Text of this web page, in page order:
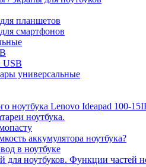
планшетов
смартфонов
USB
универсальные
ноутбука Lenovo Ideapad 100-
ноутбука.
аккумулятора ноутбука?
в ноутбуке
для ноутбуков. Функции частей